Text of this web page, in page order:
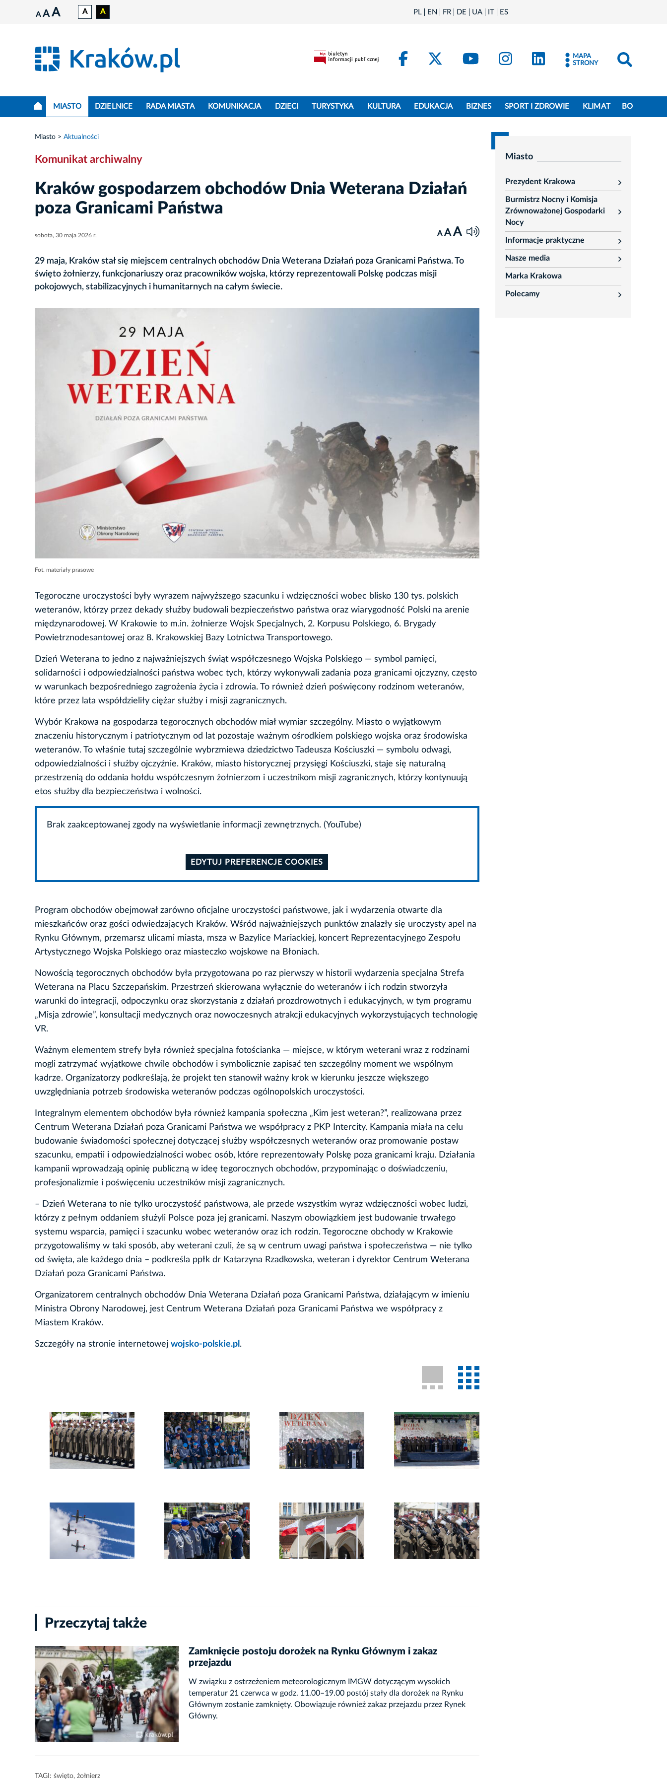
A A A A A PL EN FR DE UA IT ES
FacebookKraków - X
Kraków - YouTube
Kraków - Instagram
Kraków - LinkedIn
MAPA
STRONY
MIASTO DZIELNICE RADA MIASTA KOMUNIKACJA DZIECI TURYSTYKA KULTURA EDUKACJA BIZNES SPORT I ZDROWIE KLIMAT BO
Miasto Aktualności
Komunikat archiwalny
Kraków gospodarzem obchodów Dnia Weterana Działań
poza Granicami Państwa
sobota, 30 maja 2026 r. A A A
29 maja, Kraków stał się miejscem centralnych obchodów Dnia Weterana Działań poza Granicami Państwa. To
święto żołnierzy, funkcjonariuszy oraz pracowników wojska, którzy reprezentowali Polskę podczas misji
pokojowych, stabilizacyjnych i humanitarnych na całym świecie.
Fot. materiały prasowe
Tegoroczne uroczystości były wyrazem najwyższego szacunku i wdzięczności wobec blisko 130 tys. polskich
weteranów, którzy przez dekady służby budowali bezpieczeństwo państwa oraz wiarygodność Polski na arenie
międzynarodowej. W Krakowie to m.in. żołnierze Wojsk Specjalnych, 2. Korpusu Polskiego, 6. Brygady
Powietrznodesantowej oraz 8. Krakowskiej Bazy Lotnictwa Transportowego.
Dzień Weterana to jedno z najważniejszych świąt współczesnego Wojska Polskiego — symbol pamięci,
solidarności i odpowiedzialności państwa wobec tych, którzy wykonywali zadania poza granicami ojczyzny, często
w warunkach bezpośredniego zagrożenia życia i zdrowia. To również dzień poświęcony rodzinom weteranów,
które przez lata współdzieliły ciężar służby i misji zagranicznych.
Wybór Krakowa na gospodarza tegorocznych obchodów miał wymiar szczególny. Miasto o wyjątkowym
znaczeniu historycznym i patriotycznym od lat pozostaje ważnym ośrodkiem polskiego wojska oraz środowiska
weteranów. To właśnie tutaj szczególnie wybrzmiewa dziedzictwo Tadeusza Kościuszki — symbolu odwagi,
odpowiedzialności i służby ojczyźnie. Kraków, miasto historycznej przysięgi Kościuszki, staje się naturalną
przestrzenią do oddania hołdu współczesnym żołnierzom i uczestnikom misji zagranicznych, którzy kontynuują
etos służby dla bezpieczeństwa i wolności.
Brak zaakceptowanej zgody na wyświetlanie informacji zewnętrznych. (YouTube)
EDYTUJ PREFERENCJE COOKIES
Program obchodów obejmował zarówno oficjalne uroczystości państwowe, jak i wydarzenia otwarte dla
mieszkańców oraz gości odwiedzających Kraków. Wśród najważniejszych punktów znalazły się uroczysty apel na
Rynku Głównym, przemarsz ulicami miasta, msza w Bazylice Mariackiej, koncert Reprezentacyjnego Zespołu
Artystycznego Wojska Polskiego oraz miasteczko wojskowe na Błoniach.
Nowością tegorocznych obchodów była przygotowana po raz pierwszy w historii wydarzenia specjalna Strefa
Weterana na Placu Szczepańskim. Przestrzeń skierowana wyłącznie do weteranów i ich rodzin stworzyła
warunki do integracji, odpoczynku oraz skorzystania z działań prozdrowotnych i edukacyjnych, w tym programu
„Misja zdrowie”, konsultacji medycznych oraz nowoczesnych atrakcji edukacyjnych wykorzystujących technologię
VR.
Ważnym elementem strefy była również specjalna fotościanka — miejsce, w którym weterani wraz z rodzinami
mogli zatrzymać wyjątkowe chwile obchodów i symbolicznie zapisać ten szczególny moment we wspólnym
kadrze. Organizatorzy podkreślają, że projekt ten stanowił ważny krok w kierunku jeszcze większego
uwzględniania potrzeb środowiska weteranów podczas ogólnopolskich uroczystości.
Integralnym elementem obchodów była również kampania społeczna „Kim jest weteran?”, realizowana przez
Centrum Weterana Działań poza Granicami Państwa we współpracy z PKP Intercity. Kampania miała na celu
budowanie świadomości społecznej dotyczącej służby współczesnych weteranów oraz promowanie postaw
szacunku, empatii i odpowiedzialności wobec osób, które reprezentowały Polskę poza granicami kraju. Działania
kampanii wprowadzają opinię publiczną w ideę tegorocznych obchodów, przypominając o doświadczeniu,
profesjonalizmie i poświęceniu uczestników misji zagranicznych.
– Dzień Weterana to nie tylko uroczystość państwowa, ale przede wszystkim wyraz wdzięczności wobec ludzi,
którzy z pełnym oddaniem służyli Polsce poza jej granicami. Naszym obowiązkiem jest budowanie trwałego
systemu wsparcia, pamięci i szacunku wobec weteranów oraz ich rodzin. Tegoroczne obchody w Krakowie
przygotowaliśmy w taki sposób, aby weterani czuli, że są w centrum uwagi państwa i społeczeństwa — nie tylko
od święta, ale każdego dnia – podkreśla ppłk dr Katarzyna Rzadkowska, weteran i dyrektor Centrum Weterana
Działań poza Granicami Państwa.
Organizatorem centralnych obchodów Dnia Weterana Działań poza Granicami Państwa, działającym w imieniu
Ministra Obrony Narodowej, jest Centrum Weterana Działań poza Granicami Państwa we współpracy z
Miastem Kraków.
Szczegóły na stronie internetowej wojsko-polskie.pl .
Przeczytaj także
Zamknięcie postoju dorożek na Rynku Głównym i zakaz
przejazdu
W związku z ostrzeżeniem meteorologicznym IMGW dotyczącym wysokich
temperatur 21 czerwca w godz. 11.00–19.00 postój stały dla dorożek na Rynku
Głównym zostanie zamknięty. Obowiązuje również zakaz przejazdu przez Rynek
Główny.
TAGI: święto, żołnierz
Miasto
Prezydent Krakowa
rozwiń
Burmistrz Nocny i Komisja
Zrównoważonej Gospodarki
Nocy
rozwiń
Informacje praktyczne
rozwiń
Nasze media
rozwiń
Marka Krakowa
Polecamy
rozwiń